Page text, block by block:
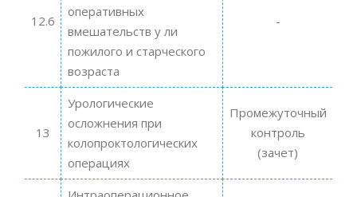
12.6
оперативных
вмешательств у ли
пожилого и старческого
возраста
-
13
Урологические
осложнения при
колопроктологических
операциях
Промежуточный
контроль
(зачет)